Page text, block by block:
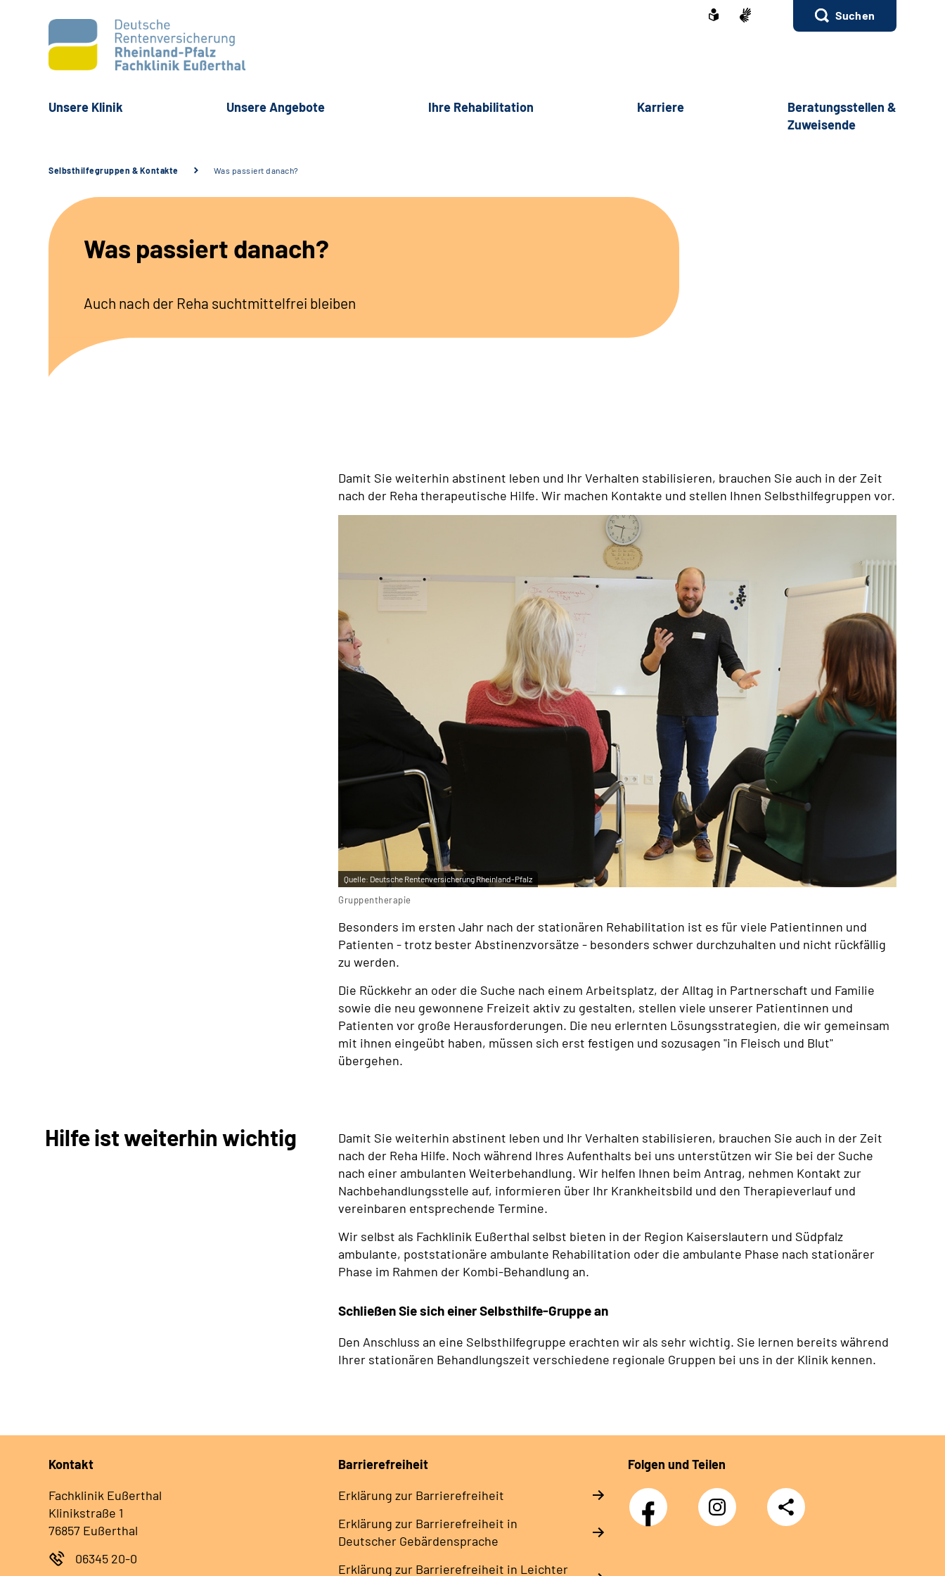
Suchen
Unsere Klinik Unsere Angebote Ihre Rehabilitation Karriere
Beratungsstellen &
Zuweisende
Selbsthilfegruppen & Kontakte Was passiert danach?
Was passiert danach?
Auch nach der Reha suchtmittelfrei bleiben
Damit Sie weiterhin abstinent leben und Ihr Verhalten stabilisieren, brauchen Sie auch in der Zeit
nach der Reha therapeutische Hilfe. Wir machen Kontakte und stellen Ihnen Selbsthilfegruppen vor.
Quelle: Deutsche Rentenversicherung Rheinland-Pfalz
Gruppentherapie
Besonders im ersten Jahr nach der stationären Rehabilitation ist es für viele Patientinnen und
Patienten - trotz bester Abstinenzvorsätze - besonders schwer durchzuhalten und nicht rückfällig
zu werden.
Die Rückkehr an oder die Suche nach einem Arbeitsplatz, der Alltag in Partnerschaft und Familie
sowie die neu gewonnene Freizeit aktiv zu gestalten, stellen viele unserer Patientinnen und
Patienten vor große Herausforderungen. Die neu erlernten Lösungsstrategien, die wir gemeinsam
mit ihnen eingeübt haben, müssen sich erst festigen und sozusagen "in Fleisch und Blut"
übergehen.
Hilfe ist weiterhin wichtig
Damit Sie weiterhin abstinent leben und Ihr Verhalten stabilisieren, brauchen Sie auch in der Zeit
nach der Reha Hilfe. Noch während Ihres Aufenthalts bei uns unterstützen wir Sie bei der Suche
nach einer ambulanten Weiterbehandlung. Wir helfen Ihnen beim Antrag, nehmen Kontakt zur
Nachbehandlungsstelle auf, informieren über Ihr Krankheitsbild und den Therapieverlauf und
vereinbaren entsprechende Termine.
Wir selbst als Fachklinik Eußerthal selbst bieten in der Region Kaiserslautern und Südpfalz
ambulante, poststationäre ambulante Rehabilitation oder die ambulante Phase nach stationärer
Phase im Rahmen der Kombi-Behandlung an.
Schließen Sie sich einer Selbsthilfe-Gruppe an
Den Anschluss an eine Selbsthilfegruppe erachten wir als sehr wichtig. Sie lernen bereits während
Ihrer stationären Behandlungszeit verschiedene regionale Gruppen bei uns in der Klinik kennen.
Kontakt
Fachklinik Eußerthal
Klinikstraße 1
76857 Eußerthal
06345 20-0
Barrierefreiheit
Erklärung zur Barrierefreiheit
Erklärung zur Barrierefreiheit in
Deutscher Gebärdensprache
Erklärung zur Barrierefreiheit in Leichter
Folgen und Teilen
Facebook
Instagram
DRV
Nachwuchskräfte
Teilen